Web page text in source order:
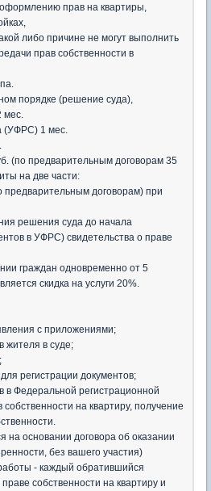
прав на квартиры,
либо причине не могут выполнить
прав собственности в
порядке (решение суда),
мес.
(УФРС) 1 мес.
(по предварительным договорам 35
на две части:
предварительным договорам) при
решения суда до начала
в УФРС) свидетельства о праве
граждан одновременно от 5
скидка на услуги 20%.
c приложениями;
жителя в суде;
регистрации документов;
в Федеральной регистрационной
на квартиру, получение
на основании договора об оказании
без вашего участия)
- каждый обратившийся
собственности на квартиру и